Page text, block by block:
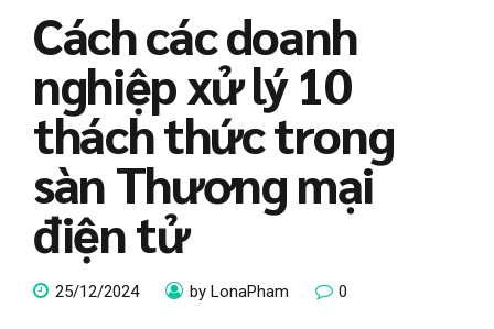
Cách các doanh
nghiệp xử lý 10
thách thức trong
sàn Thương mại
điện tử
25/12/2024 by LonaPham 0